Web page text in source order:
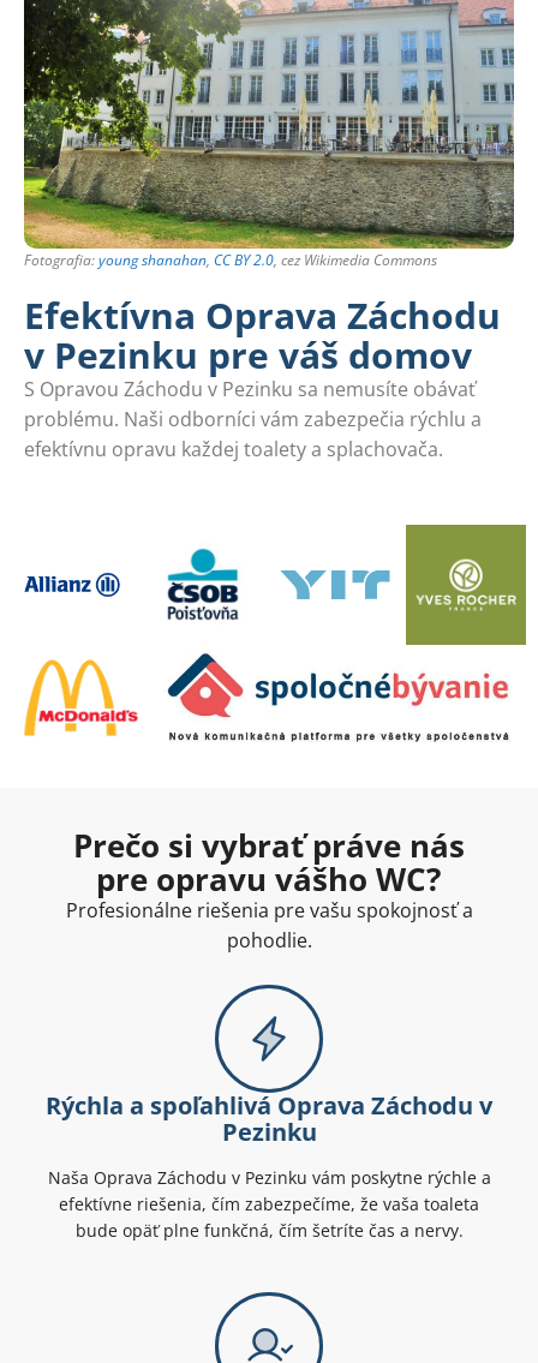
Fotografia:young shanahan, CC BY 2.0, cez Wikimedia Commons
Efektívna Oprava Záchodu
v Pezinku pre váš domov
S Opravou Záchodu v Pezinku sa nemusíte obávať
problému. Naši odborníci vám zabezpečia rýchlu a
efektívnu opravu každej toalety a splachovača.
Prečo si vybrať práve nás
pre opravu vášho WC?
Profesionálne riešenia pre vašu spokojnosť a
pohodlie.
Rýchla a spoľahlivá Oprava Záchodu v
Pezinku
Naša Oprava Záchodu v Pezinku vám poskytne rýchle a
efektívne riešenia, čím zabezpečíme, že vaša toaleta
bude opäť plne funkčná, čím šetríte čas a nervy.